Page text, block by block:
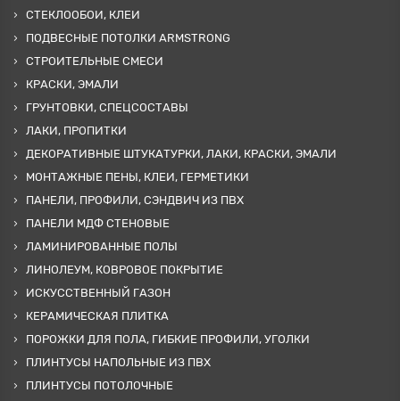
СТЕКЛООБОИ, КЛЕИ
ПОДВЕСНЫЕ ПОТОЛКИ ARMSTRONG
СТРОИТЕЛЬНЫЕ СМЕСИ
КРАСКИ, ЭМАЛИ
ГРУНТОВКИ, СПЕЦСОСТАВЫ
ЛАКИ, ПРОПИТКИ
ДЕКОРАТИВНЫЕ ШТУКАТУРКИ, ЛАКИ, КРАСКИ, ЭМАЛИ
МОНТАЖНЫЕ ПЕНЫ, КЛЕИ, ГЕРМЕТИКИ
ПАНЕЛИ, ПРОФИЛИ, СЭНДВИЧ ИЗ ПВХ
ПАНЕЛИ МДФ СТЕНОВЫЕ
ЛАМИНИРОВАННЫЕ ПОЛЫ
ЛИНОЛЕУМ, КОВРОВОЕ ПОКРЫТИЕ
ИСКУССТВЕННЫЙ ГАЗОН
КЕРАМИЧЕСКАЯ ПЛИТКА
ПОРОЖКИ ДЛЯ ПОЛА, ГИБКИЕ ПРОФИЛИ, УГОЛКИ
ПЛИНТУСЫ НАПОЛЬНЫЕ ИЗ ПВХ
ПЛИНТУСЫ ПОТОЛОЧНЫЕ